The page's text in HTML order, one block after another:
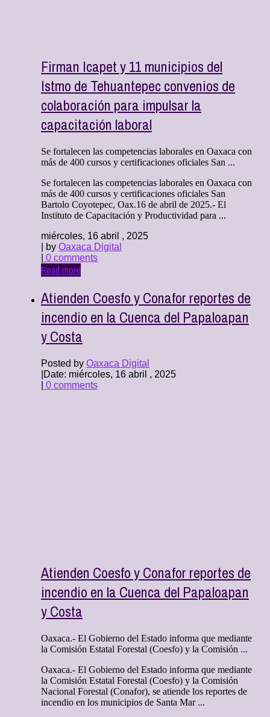
Firman Icapet y 11 municipios del
Istmo de Tehuantepec convenios de
colaboración para impulsar la
capacitación laboral
Se fortalecen las competencias laborales en Oaxaca con
más de 400 cursos y certificaciones oficiales San ...
Se fortalecen las competencias laborales en Oaxaca con
más de 400 cursos y certificaciones oficiales San
Bartolo Coyotepec, Oax.16 de abril de 2025.- El
Instituto de Capacitación y Productividad para ...
miércoles, 16 abril , 2025
| by Oaxaca Digital
0 comments
Read more
Atienden Coesfo y Conafor reportes de
incendio en la Cuenca del Papaloapan
y Costa
Posted by Oaxaca Digital
Date: miércoles, 16 abril , 2025
0 comments
Atienden Coesfo y Conafor reportes de
incendio en la Cuenca del Papaloapan
y Costa
Oaxaca.- El Gobierno del Estado informa que mediante
la Comisión Estatal Forestal (Coesfo) y la Comisión ...
Oaxaca.- El Gobierno del Estado informa que mediante
la Comisión Estatal Forestal (Coesfo) y la Comisión
Nacional Forestal (Conafor), se atiende los reportes de
incendio en los municipios de Santa Mar ...